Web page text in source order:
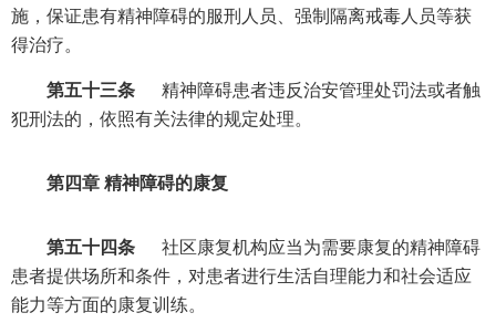
施，保证患有精神障碍的服刑人员、强制隔离戒毒人员等获
得治疗。
第五十三条
精神障碍患者违反治安管理处罚法或者触
犯刑法的，依照有关法律的规定处理。
第四章 精神障碍的康复
第五十四条
社区康复机构应当为需要康复的精神障碍
患者提供场所和条件，对患者进行生活自理能力和社会适应
能力等方面的康复训练。